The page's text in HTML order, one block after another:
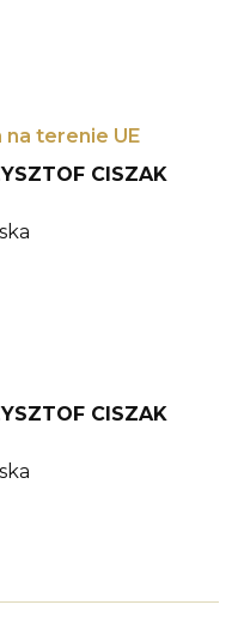
terenie UE
CISZAK
CISZAK